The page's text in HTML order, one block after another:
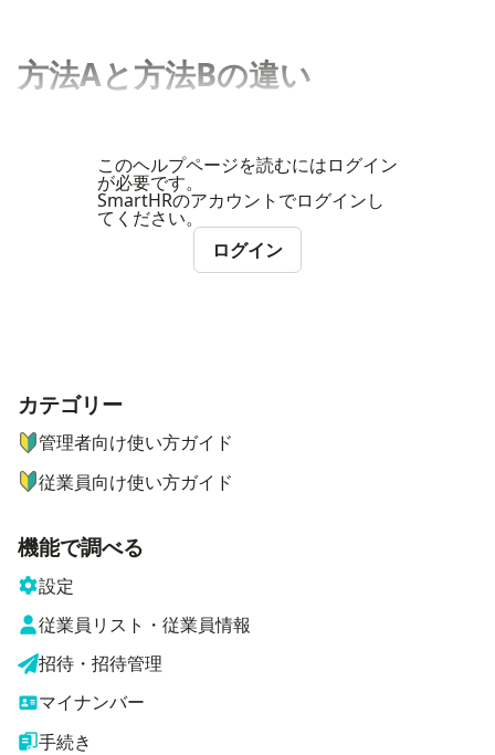
方法Aと方法Bの違い
このヘルプページを読むにはログイン
が必要です。
SmartHRのアカウントでログインし
てください。
ログイン
ナビゲーションメニュー
カテゴリー
管理者向け使い方ガイド
従業員向け使い方ガイド
機能で調べる
設定
従業員リスト・従業員情報
招待・招待管理
マイナンバー
手続き